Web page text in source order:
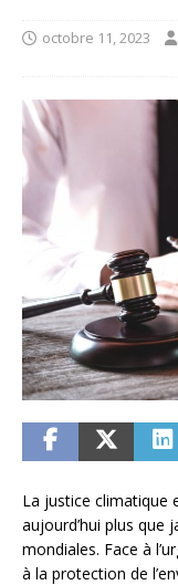
octobre 11, 2023
La justice climatique
aujourd’hui plus
mondiales. Face à
à la protection de